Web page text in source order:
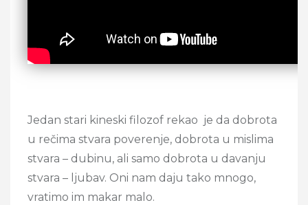
Jedan stari kineski filozof rekao je da dobrota
u rečima stvara poverenje, dobrota u mislima
stvara – dubinu, ali samo dobrota u davanju
stvara – ljubav. Oni nam daju tako mnogo,
vratimo im makar malo.